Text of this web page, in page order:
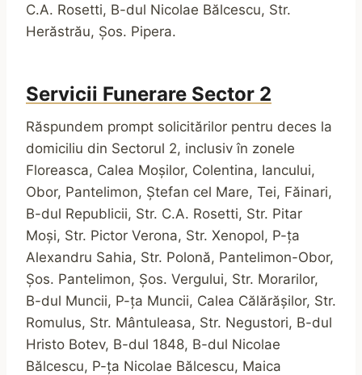
C.A. Rosetti, B-dul Nicolae Bălcescu, Str.
Herăstrău, Șos. Pipera.
Servicii Funerare Sector 2
Răspundem prompt solicitărilor pentru deces la
domiciliu din Sectorul 2, inclusiv în zonele
Floreasca, Calea Moșilor, Colentina, Iancului,
Obor, Pantelimon, Ștefan cel Mare, Tei, Făinari,
B-dul Republicii, Str. C.A. Rosetti, Str. Pitar
Moși, Str. Pictor Verona, Str. Xenopol, P-ța
Alexandru Sahia, Str. Polonă, Pantelimon-Obor,
Șos. Pantelimon, Șos. Vergului, Str. Morarilor,
B-dul Muncii, P-ța Muncii, Calea Călărășilor, Str.
Romulus, Str. Mântuleasa, Str. Negustori, B-dul
Hristo Botev, B-dul 1848, B-dul Nicolae
Bălcescu, P-ța Nicolae Bălcescu, Maica